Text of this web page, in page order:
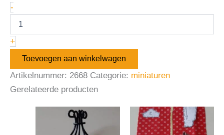
-
+
Toevoegen aan winkelwagen
Artikelnummer: 2668 Categorie: miniaturen
Gerelateerde producten